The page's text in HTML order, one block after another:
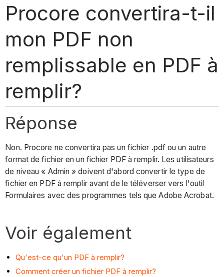
Procore convertira-t-il
mon PDF non
remplissable en PDF à
remplir?
Réponse
Non. Procore ne convertira pas un fichier .pdf ou un autre
format de fichier en un fichier PDF à remplir. Les utilisateurs
de niveau « Admin » doivent d'abord convertir le type de
fichier en PDF à remplir avant de le téléverser vers l'outil
Formulaires avec des programmes tels que Adobe Acrobat.
Voir également
Qu'est-ce qu'un PDF à remplir?
Comment créer un fichier PDF à remplir?